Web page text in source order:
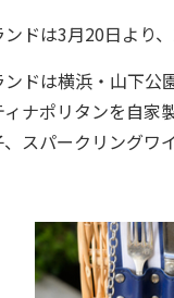
ドは3月20日より
ドは横浜・山下公
ナポリタンを自家
スパークリングワ